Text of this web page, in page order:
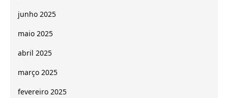
junho 2025
maio 2025
abril 2025
março 2025
fevereiro 2025